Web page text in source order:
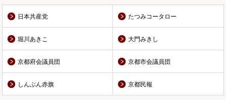
日本共産党 たつみコータロー
堀川あきこ 大門みきし
京都府会議員団 京都市会議員団
しんぶん赤旗 京都民報